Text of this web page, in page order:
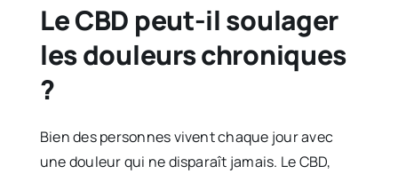
Le CBD peut-il soulager
les douleurs chroniques
?
Bien des personnes vivent chaque jour avec
une douleur qui ne disparaît jamais. Le CBD,